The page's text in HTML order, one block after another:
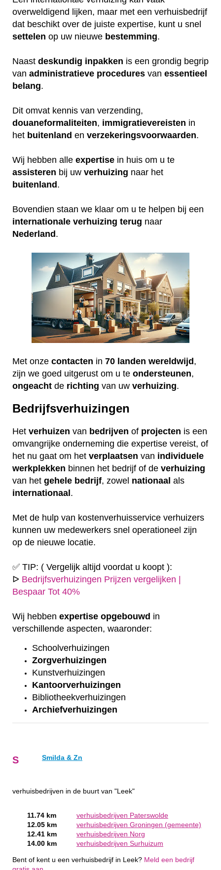
overweldigend lijken, maar met een verhuisbedrijf
dat beschikt over de juiste expertise, kunt u snel
settelen op uw nieuwe bestemming.
Naast deskundig inpakken is een grondig begrip
van administratieve procedures van essentieel
belang.
Dit omvat kennis van verzending,
douaneformaliteiten, immigratievereisten in
het buitenland en verzekeringsvoorwaarden.
Wij hebben alle expertise in huis om u te
assisteren bij uw verhuizing naar het
buitenland.
Bovendien staan we klaar om u te helpen bij een
internationale verhuizing terug naar
Nederland.
Met onze contacten in 70 landen wereldwijd,
zijn we goed uitgerust om u te ondersteunen,
ongeacht de richting van uw verhuizing.
Bedrijfsverhuizingen
Het verhuizen van bedrijven of projecten is een
omvangrijke onderneming die expertise vereist, of
het nu gaat om het verplaatsen van individuele
werkplekken binnen het bedrijf of de verhuizing
van het gehele bedrijf, zowel nationaal als
internationaal .
Met de hulp van kostenverhuisservice verhuizers
kunnen uw medewerkers snel operationeel zijn
op de nieuwe locatie.
✅ TIP: ( Vergelijk altijd voordat u koopt ):
ᐅ Bedrijfsverhuizingen Prijzen vergelijken |
Bespaar Tot 40%
Wij hebben expertise opgebouwd in
verschillende aspecten, waaronder:
Schoolverhuizingen
Zorgverhuizingen
Kunstverhuizingen
Kantoorverhuizingen
Bibliotheekverhuizingen
Archiefverhuizingen
S Smilda & Zn
verhuisbedrijven in de buurt van "Leek"
11.74 km
verhuisbedrijven Paterswolde
12.05 km
verhuisbedrijven Groningen (gemeente)
12.41 km
verhuisbedrijven Norg
14.00 km
verhuisbedrijven Surhuizum
Bent of kent u een verhuisbedrijf in Leek? Meld een bedrijf